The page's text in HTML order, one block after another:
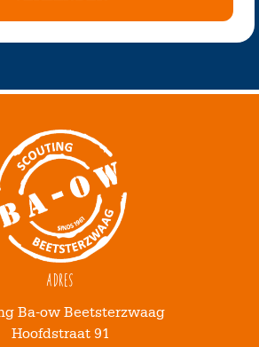
Adres
Ba-ow Beetsterzwaag
Hoofdstraat 91